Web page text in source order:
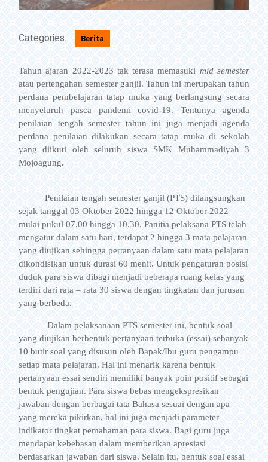
Categories: Berita
Tahun ajaran 2022-2023 tak terasa memasukimid semester
atau pertengahan semester ganjil. Tahun ini merupakan tahun
perdana pembelajaran tatap muka yang berlangsung secara
menyeluruh pasca pandemi covid-19. Tentunya agenda
penilaian tengah semester tahun ini juga menjadi agenda
perdana penilaian dilakukan secara tatap muka di sekolah
yang diikuti oleh seluruh siswa SMK Muhammadiyah 3
Mojoagung.
Penilaian tengah semester ganjil (PTS) dilangsungkan
sejak tanggal 03 Oktober 2022 hingga 12 Oktober 2022
mulai pukul 07.00 hingga 10.30. Panitia pelaksana PTS telah
mengatur dalam satu hari, terdapat 2 hingga 3 mata pelajaran
yang diujikan sehingga pertanyaan dalam satu mata pelajaran
dikondisikan untuk durasi 60 menit. Untuk pengaturan posisi
duduk para siswa dibagi menjadi beberapa ruang kelas yang
terdiri dari rata – rata 30 siswa dengan tingkatan dan jurusan
yang berbeda.
Dalam pelaksanaan PTS semester ini, bentuk soal
yang diujikan berbentuk pertanyaan terbuka (essai) sebanyak
10 butir soal yang disusun oleh Bapak/Ibu guru pengampu
setiap mata pelajaran. Hal ini menarik karena bentuk
pertanyaan essai sendiri memiliki banyak poin positif sebagai
bentuk pengujian. Para siswa bebas mengekspresikan
jawaban dengan berbagai tata Bahasa sesuai dengan apa
yang mereka pikirkan, hal ini juga menjadi parameter
indikator tingkat pemahaman para siswa. Bagi guru juga
mendapat kebebasan dalam memberikan apresiasi
berdasarkan jawaban dari siswa. Selain itu, bentuk soal essai